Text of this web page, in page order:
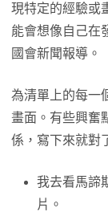
現特定的經驗或
能會想像自己在
國會新聞報導。
為清單上的每一
畫面。有些興奮
係，寫下來就對
我去看馬諦
片。